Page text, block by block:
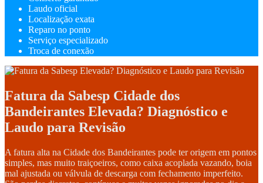
Laudo oficial
Localização exata
Reparo no ponto
Serviço especializado
Troca de conexão
Fatura da Sabesp Cidade dos
Bandeirantes Elevada? Diagnóstico e
Laudo para Revisão
A fatura alta na Cidade dos Bandeirantes pode ter origem em pontos
simples, mas muito traiçoeiros, como caixa acoplada vazando, boia
mal ajustada ou válvula de descarga com fechamento imperfeito.